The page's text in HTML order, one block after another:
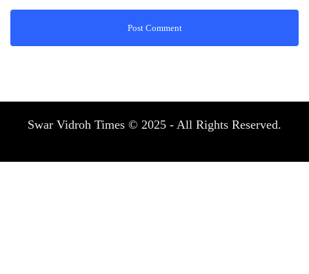
Swar Vidroh Times © 2025 - All Rights Reserved.